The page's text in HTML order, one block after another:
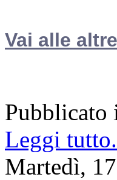
Vai alle
Pubblicato
Leggi
Martedì,